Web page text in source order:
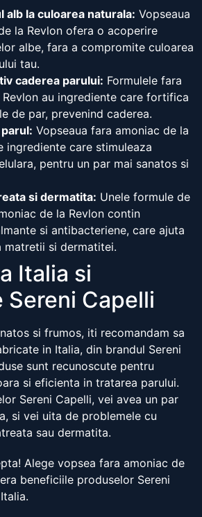
alb la culoarea naturala: Vopseaua
la Revlon ofera o acoperire
albe, fara a compromite culoarea
tau.
caderea parului: Formulele fara
au ingrediente care fortifica
de par, prevenind caderea.
Vopseaua fara amoniac de la
ingrediente care stimuleaza
pentru un par mai sanatos si
si dermatita: Unele formule de
de la Revlon contin
si antibacteriene, care ajuta
matretii si dermatitei.
Italia si
Sereni Capelli
si frumos, iti recomandam sa
in Italia, din brandul Sereni
sunt recunoscute pentru
si eficienta in tratarea parului.
Sereni Capelli, vei avea un par
si vei uita de problemele cu
sau dermatita.
Alege vopsea fara amoniac de
beneficiile produselor Sereni